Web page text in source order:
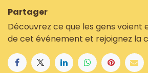
Partager
Découvrez ce que les gens voient
de cet événement et rejoignez la